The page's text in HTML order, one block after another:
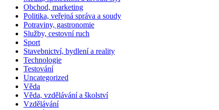
Obchod, marketing
Politika, veřejná správa a soudy
Potraviny, gastronomie
Služby, cestovní ruch
Sport
Stavebnictví, bydlení a reality
Technologie
Testování
Uncategorized
Věda
Věda, vzdělávání a školství
Vzdělávání